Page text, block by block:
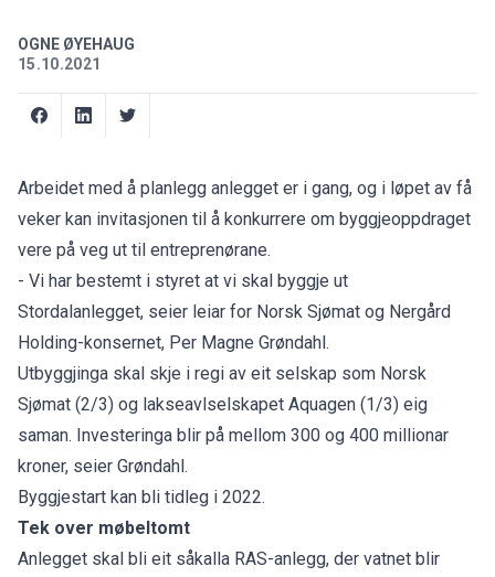
OGNE ØYEHAUG
15.10.2021
Arbeidet med å planlegg anlegget er i gang, og i løpet av få
veker kan invitasjonen til å konkurrere om byggjeoppdraget
vere på veg ut til entreprenørane.
- Vi har bestemt i styret at vi skal byggje ut
Stordalanlegget, seier leiar for Norsk Sjømat og Nergård
Holding-konsernet, Per Magne Grøndahl.
Utbyggjinga skal skje i regi av eit selskap som Norsk
Sjømat (2/3) og lakseavlselskapet Aquagen (1/3) eig
saman. Investeringa blir på mellom 300 og 400 millionar
kroner, seier Grøndahl.
Byggjestart kan bli tidleg i 2022.
Tek over møbeltomt
Anlegget skal bli eit såkalla RAS-anlegg, der vatnet blir